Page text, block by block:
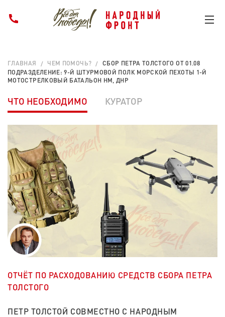
ГЛАВНАЯ ЧЕМ ПОМОЧЬ?
СБОР ПЕТРА ТОЛСТОГО ОТ 01.08
ПОДРАЗДЕЛЕНИЕ: 9-Й ШТУРМОВОЙ ПОЛК МОРСКОЙ ПЕХОТЫ 1-Й
МОТОСТРЕЛКОВЫЙ БАТАЛЬОН НМ, ДНР
ЧТО НЕОБХОДИМО КУРАТОР
ОТЧЁТ ПО РАСХОДОВАНИЮ СРЕДСТВ СБОРА ПЕТРА
ТОЛСТОГО
ПЕТР ТОЛСТОЙ СОВМЕСТНО С НАРОДНЫМ